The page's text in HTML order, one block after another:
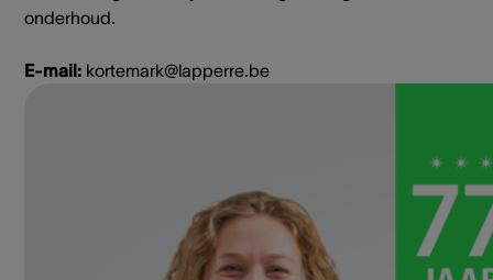
onderhoud.
E-mail: kortemark@lapperre.be